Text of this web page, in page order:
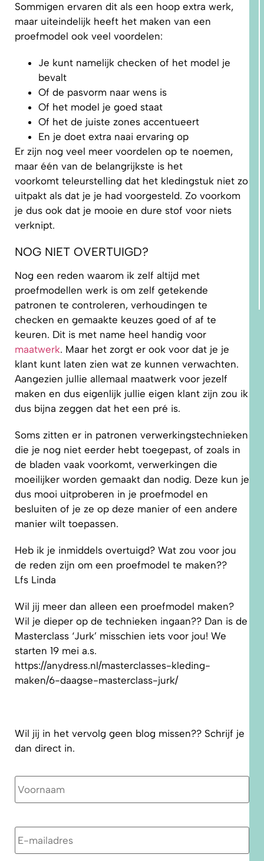
Sommigen ervaren dit als een hoop extra werk,
maar uiteindelijk heeft het maken van een
proefmodel ook veel voordelen:
Je kunt namelijk checken of het model je
bevalt
Of de pasvorm naar wens is
Of het model je goed staat
Of het de juiste zones accentueert
En je doet extra naai ervaring op
Er zijn nog veel meer voordelen op te noemen,
maar één van de belangrijkste is het
voorkomt teleurstelling dat het kledingstuk niet zo
uitpakt als dat je je had voorgesteld. Zo voorkom
je dus ook dat je mooie en dure stof voor niets
verknipt.
NOG NIET OVERTUIGD?
Nog een reden waarom ik zelf altijd met
proefmodellen werk is om zelf getekende
patronen te controleren, verhoudingen te
checken en gemaakte keuzes goed of af te
keuren. Dit is met name heel handig voor
maatwerk. Maar het zorgt er ook voor dat je je
klant kunt laten zien wat ze kunnen verwachten.
Aangezien jullie allemaal maatwerk voor jezelf
maken en dus eigenlijk jullie eigen klant zijn zou ik
dus bijna zeggen dat het een pré is.
Soms zitten er in patronen verwerkingstechnieken
die je nog niet eerder hebt toegepast, of zoals in
de bladen vaak voorkomt, verwerkingen die
moeilijker worden gemaakt dan nodig. Deze kun je
dus mooi uitproberen in je proefmodel en
besluiten of je ze op deze manier of een andere
manier wilt toepassen.
Heb ik je inmiddels overtuigd? Wat zou voor jou
de reden zijn om een proefmodel te maken??
Lfs Linda
Wil jij meer dan alleen een proefmodel maken?
Wil je dieper op de technieken ingaan?? Dan is de
Masterclass ‘Jurk’ misschien iets voor jou! We
starten 19 mei a.s.
https://anydress.nl/masterclasses-kleding-
maken/6-daagse-masterclass-jurk/
Wil jij in het vervolg geen blog missen?? Schrijf je
dan direct in.
Naam
E-
mailadres *